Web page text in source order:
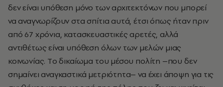
δεν είναι υπόθεση μόνο των αρχιτεκτόνων που μπορεί
να αναγνωρίζουν στα σπίτια αυτά, έτσι όπως ήταν πριν
από 67 χρόνια, κατασκευαστικές αρετές, αλλά
αντιθέτως είναι υπόθεση όλων των μελών μιας
κοινωνίας. Tο δικαίωμα του μέσου πολίτη –που δεν
σημαίνει αναγκαστικά μετριότητα– να έχει άποψη για τις